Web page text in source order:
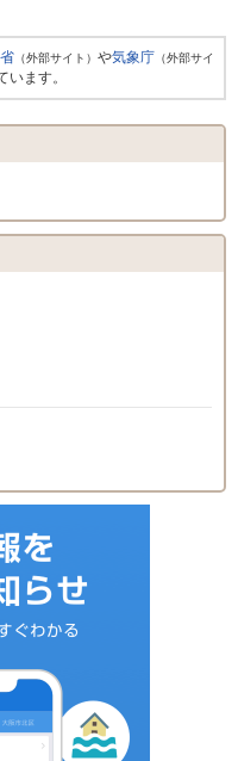
（外部サイト） や気象庁 （外部サイ
ます。